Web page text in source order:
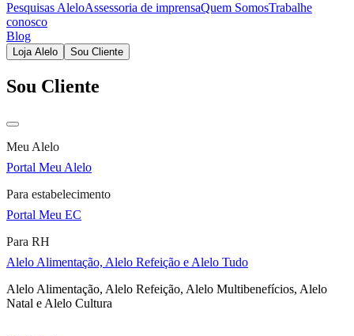
Pesquisas AleloAssessoria de imprensaQuem SomosTrabalhe
conosco
Blog
Loja Alelo Sou Cliente
Sou Cliente
Meu Alelo
Portal Meu Alelo
Para estabelecimento
Portal Meu EC
Para RH
Alelo Alimentação, Alelo Refeição e Alelo Tudo
Alelo Alimentação, Alelo Refeição, Alelo Multibenefícios, Alelo
Natal e Alelo Cultura